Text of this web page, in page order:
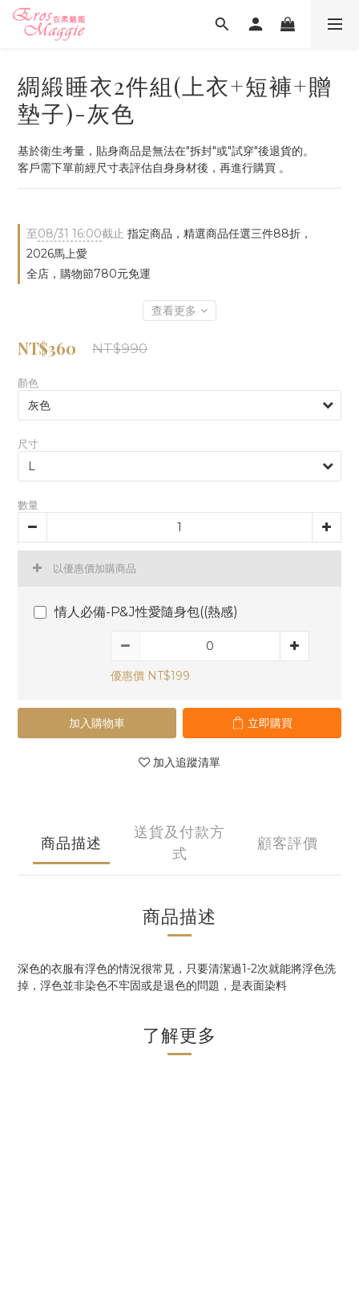
綢緞睡衣2件組(上衣+短褲+贈
墊子)-灰色
基於衛生考量，貼身商品是無法在"拆封"或"試穿"後退貨的。
客戶需下單前經尺寸表評估自身身材後，再進行購買 。
至08/31 16:00截止 指定商品，精選商品任選三件88折，
2026馬上愛
全店，購物節780元免運
查看更多
NT$360 NT$990
顏色
尺寸
數量
以優惠價加購商品
情人必備-P&J性愛隨身包((熱感)
優惠價 NT$199
加入購物車 立即購買
加入追蹤清單
商品描述
送貨及付款方
式
顧客評價
商品描述
深色的衣服有浮色的情況很常見，只要清潔過1-2次就能將浮色洗
掉，浮色並非染色不牢固或是退色的問題，是表面染料
了解更多